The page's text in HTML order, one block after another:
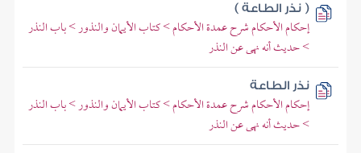
( نذر الطاعة )
إحكام الأحكام شرح عمدة الأحكام > كتاب الأيمان والنذور > باب النذر
> حديث أنه نهى عن النذر
نذر الطاعة
إحكام الأحكام شرح عمدة الأحكام > كتاب الأيمان والنذور > باب النذر
> حديث أنه نهى عن النذر